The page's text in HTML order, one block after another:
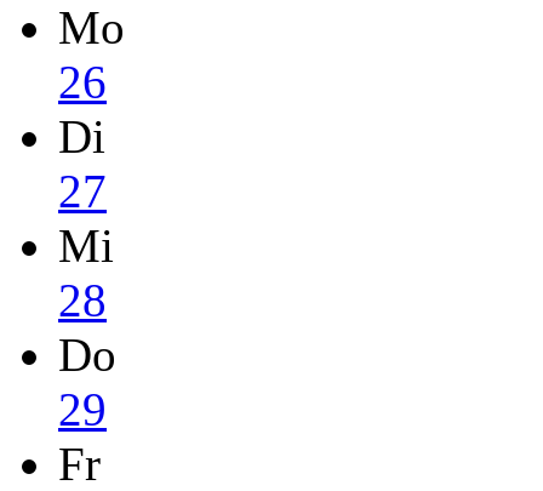
Mo
26
Di
27
Mi
28
Do
29
Fr